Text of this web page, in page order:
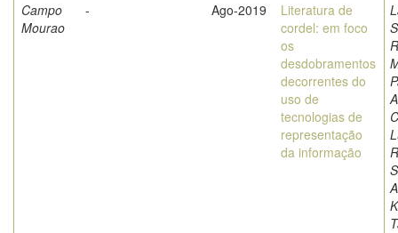
Campo
Mourao
- Ago-2019
Literatura de
cordel: em foco
os
desdobramentos
decorrentes do
uso de
tecnologias de
representação
da informação